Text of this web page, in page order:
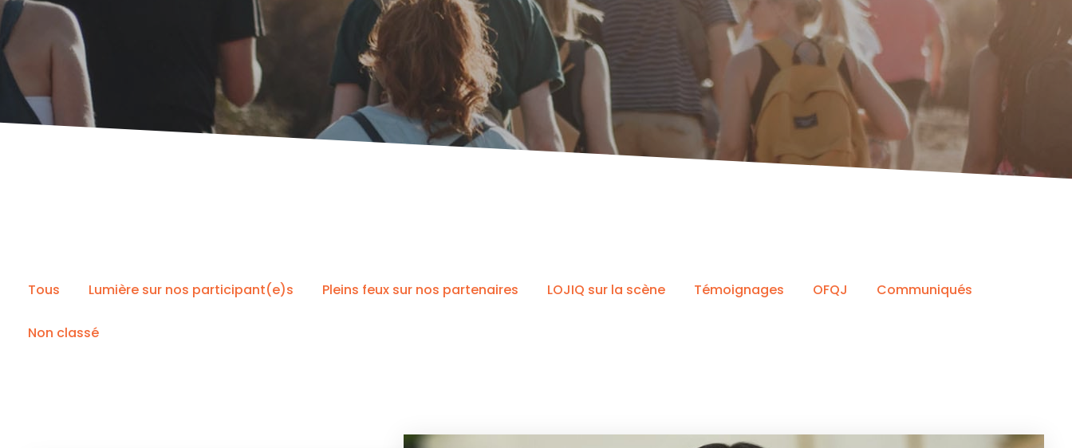
Tous Lumière sur nos participant(e)s Pleins feux sur nos partenaires LOJIQ sur la scène Témoignages OFQJ Communiqués
Non classé